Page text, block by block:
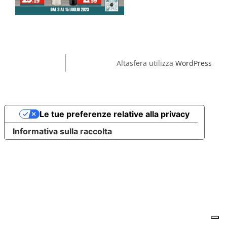
Altasfera utilizza WordPress
Informativa sulla raccolta
Le tue preferenze relative alla privacy